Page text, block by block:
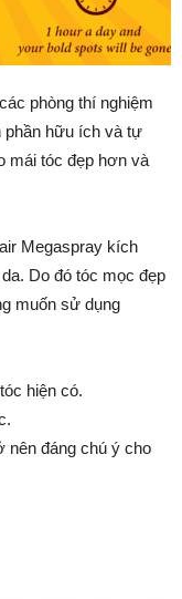
phòng thí nghiệm
phần hữu ích và tự
mái tóc đẹp hơn và
Megaspray kích
Do đó tóc mọc đẹp
muốn sử dụng
hiện có.
nên đáng chú ý cho